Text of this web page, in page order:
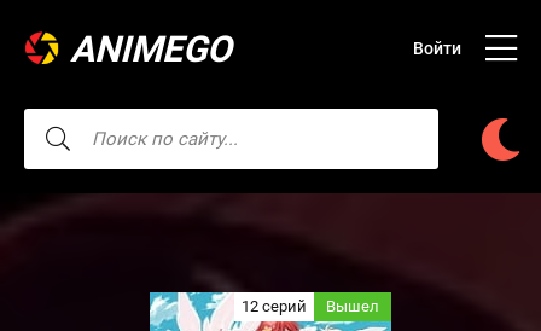
ANIMEGO Войти
12 серий Вышел